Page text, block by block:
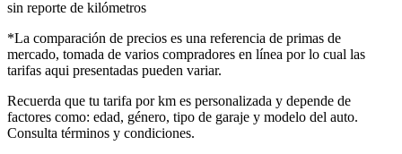
sin reporte de kilómetros
*La comparación de precios es una referencia de primas de
mercado, tomada de varios compradores en línea por lo cual las
tarifas aqui presentadas pueden variar.
Recuerda que tu tarifa por km es personalizada y depende de
factores como: edad, género, tipo de garaje y modelo del auto.
Consulta términos y condiciones.